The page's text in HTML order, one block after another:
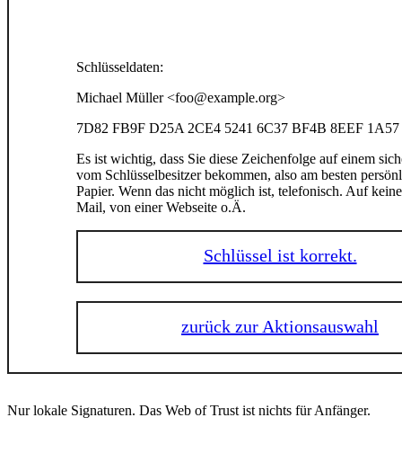
Schlüsseldaten:
Michael Müller <foo@example.org>
7D82 FB9F D25A 2CE4 5241 6C37 BF4B 8EEF
Es ist wichtig, dass Sie diese Zeichenfolge auf einem
vom Schlüsselbesitzer bekommen, also am besten
Papier. Wenn das nicht möglich ist, telefonisch. Auf
Mail, von einer Webseite o.Ä.
Schlüssel ist korrekt.
zurück zur Aktionsauswahl
Nur lokale Signaturen. Das Web of Trust ist nichts für Anfänger.